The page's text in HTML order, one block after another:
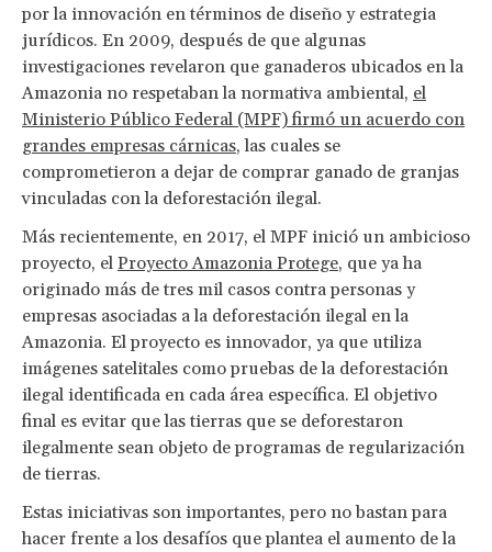
por la innovación en términos de diseño y estrategia
jurídicos. En 2009, después de que algunas
investigaciones revelaron que ganaderos ubicados en la
Amazonia no respetaban la normativa ambiental, el
Ministerio Público Federal (MPF) firmó un acuerdo con
grandes empresas cárnicas, las cuales se
comprometieron a dejar de comprar ganado de granjas
vinculadas con la deforestación ilegal.
Más recientemente, en 2017, el MPF inició un ambicioso
proyecto, el Proyecto Amazonia Protege, que ya ha
originado más de tres mil casos contra personas y
empresas asociadas a la deforestación ilegal en la
Amazonia. El proyecto es innovador, ya que utiliza
imágenes satelitales como pruebas de la deforestación
ilegal identificada en cada área específica. El objetivo
final es evitar que las tierras que se deforestaron
ilegalmente sean objeto de programas de regularización
de tierras.
Estas iniciativas son importantes, pero no bastan para
hacer frente a los desafíos que plantea el aumento de la